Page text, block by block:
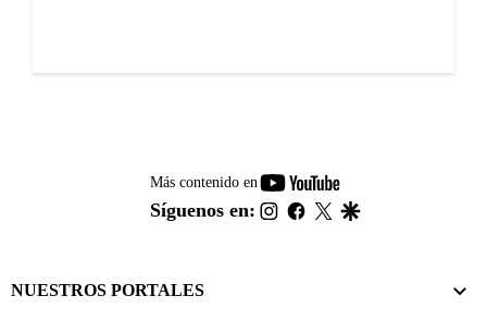
Más contenido en
youtube-
footer
Síguenos en: instagram
facebook
twitter
NUESTROS PORTALES